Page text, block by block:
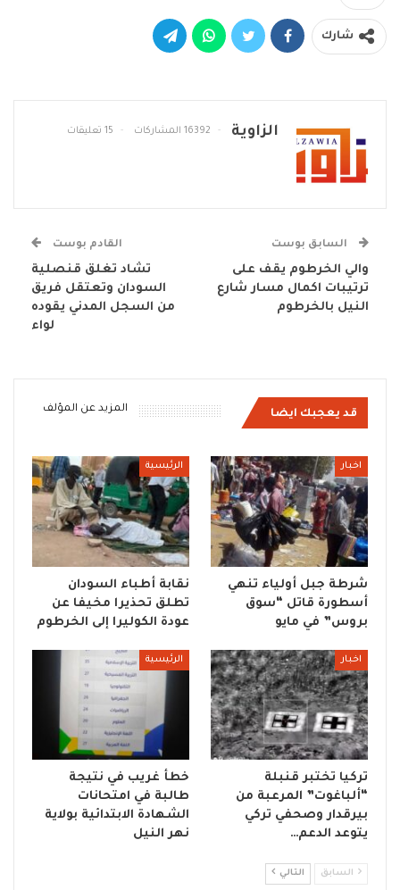
شارك
الزاوية 16392 المشاركات 15 تعليقات
السابق بوست
والي الخرطوم يقف على
ترتيبات اكمال مسار شارع
النيل بالخرطوم
القادم بوست
تشاد تغلق قنصلية
السودان وتعتقل فريق
من السجل المدني يقوده
لواء
قد يعجبك ايضا المزيد عن المؤلف
اخبار
شرطة جبل أولياء تنهي
أسطورة قاتل “سوق
بروس” في مايو
الرئيسية
نقابة أطباء السودان
تطلق تحذيرا مخيفا عن
عودة الكوليرا إلى الخرطوم
اخبار
تركيا تختبر قنبلة
“ألباغوت” المرعبة من
بيرقدار وصحفي تركي
يتوعد الدعم…
الرئيسية
خطأ غريب في نتيجة
طالبة في امتحانات
الشهادة الابتدائية بولاية
نهر النيل
السابق التالي